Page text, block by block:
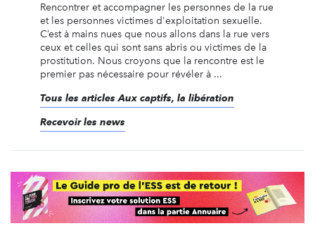
Rencontrer et accompagner les personnes de la rue
et les personnes victimes d'exploitation sexuelle.
C’est à mains nues que nous allons dans la rue vers
ceux et celles qui sont sans abris ou victimes de la
prostitution. Nous croyons que la rencontre est le
premier pas nécessaire pour révéler à ...
Tous les articles Aux captifs, la libération
Recevoir les news